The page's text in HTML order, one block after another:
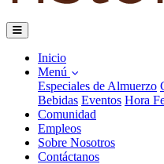
Inicio
Menú
Especiales de Almuerzo
Bebidas Eventos Hora
Comunidad
Empleos
Sobre Nosotros
Contáctanos